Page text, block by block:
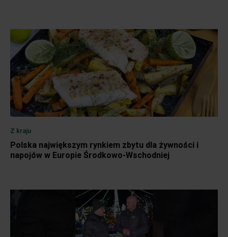
Z kraju
Polska największym rynkiem zbytu dla żywności i
napojów w Europie Środkowo-Wschodniej